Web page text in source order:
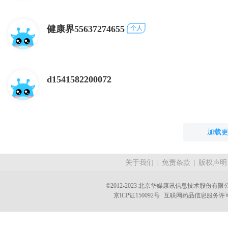
健康界55637274655 个人
d1541582200072
加载
关于我们 免责条款 版权声明
©2012-2023 北京华媒康讯信息技术股份有限
京ICP证150092号
互联网药品信息服务许